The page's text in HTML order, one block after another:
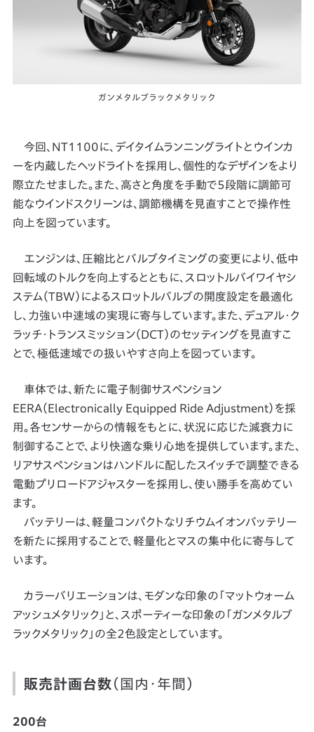
ガンメタルブラックメタリック
今回、NT1100に、デイタイムランニングライトとウインカ
ーを内蔵したヘッドライトを採用し、個性的なデザインをより
際立たせました。また、高さと角度を手動で5段階に調節可
能なウインドスクリーンは、調節機構を見直すことで操作性
向上を図っています。
エンジンは、圧縮比とバルブタイミングの変更により、低中
回転域のトルクを向上するとともに、スロットルバイワイヤシ
ステム（TBW）によるスロットルバルブの開度設定を最適化
し、力強い中速域の実現に寄与しています。また、デュアル・ク
ラッチ・トランスミッション（DCT）のセッティングを見直すこ
とで、極低速域での扱いやすさ向上を図っています。
車体では、新たに電子制御サスペンション
EERA（Electronically Equipped Ride Adjustment）を採
用。各センサーからの情報をもとに、状況に応じた減衰力に
制御することで、より快適な乗り心地を提供しています。また、
リアサスペンションはハンドルに配したスイッチで調整できる
電動プリロードアジャスターを採用し、使い勝手を高めてい
ます。
バッテリーは、軽量コンパクトなリチウムイオンバッテリー
を新たに採用することで、軽量化とマスの集中化に寄与して
います。
カラーバリエーションは、モダンな印象の「マットウォーム
アッシュメタリック」と、スポーティーな印象の「ガンメタルブ
ラックメタリック」の全2色設定としています。
販売計画台数 （国内・年間）
200台